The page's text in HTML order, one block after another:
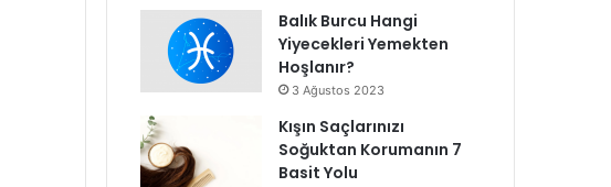
Balık Burcu Hangi
Yiyecekleri Yemekten
Hoşlanır?
3 Ağustos 2023
Kışın Saçlarınızı
Soğuktan Korumanın 7
Basit Yolu